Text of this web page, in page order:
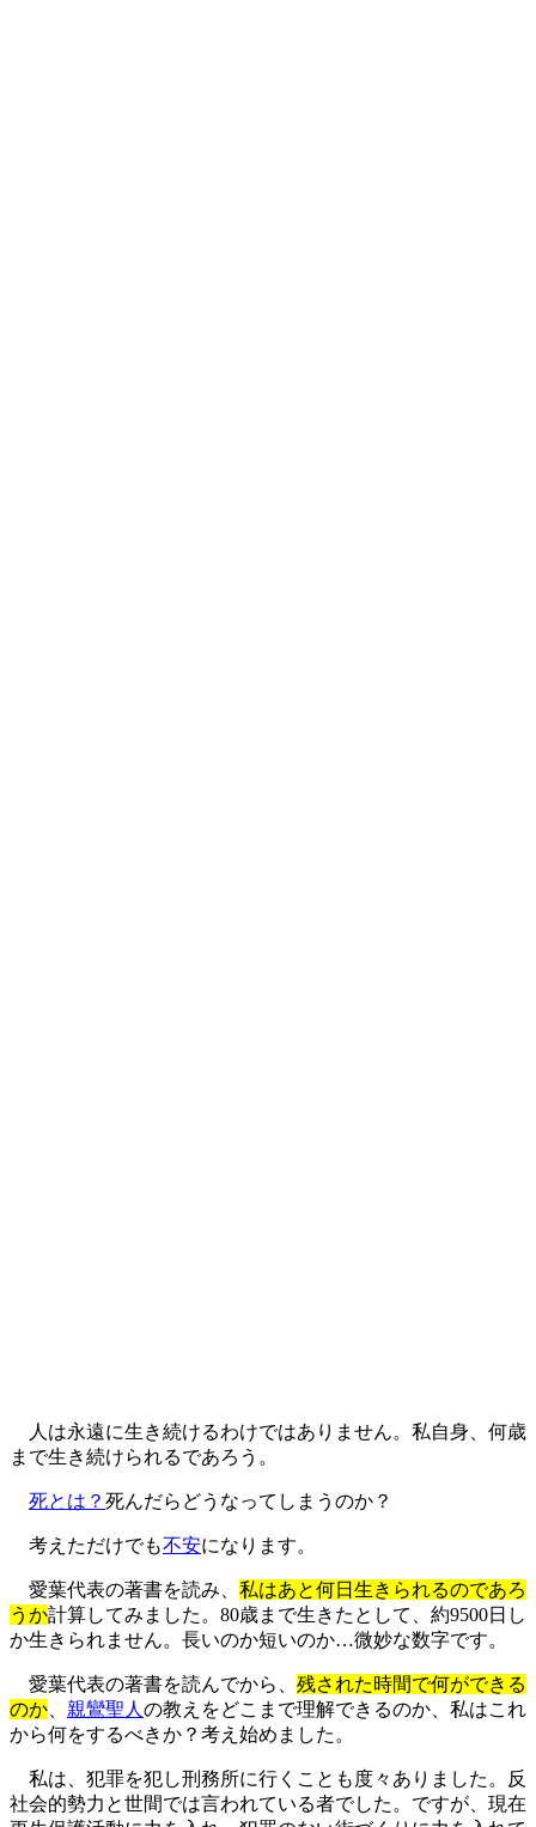
人は永遠に生き続けるわけではありません。私自身、何歳
まで生き続けられるであろう。
死とは？ 死んだらどうなってしまうのか？
考えただけでも不安になります。
愛葉代表の著書を読み、 私はあと何日生きられるのであろ
うか計算してみました。80歳まで生きたとして、約9500日し
か生きられません。長いのか短いのか…微妙な数字です。
愛葉代表の著書を読んでから、 残された時間で何ができる
のか
親鸞聖人 の教えをどこまで理解できるのか、私はこれ
から何をするべきか？考え始めました。
私は、犯罪を犯し刑務所に行くことも度々ありました。反
社会的勢力と世間では言われている者でした。ですが、現在